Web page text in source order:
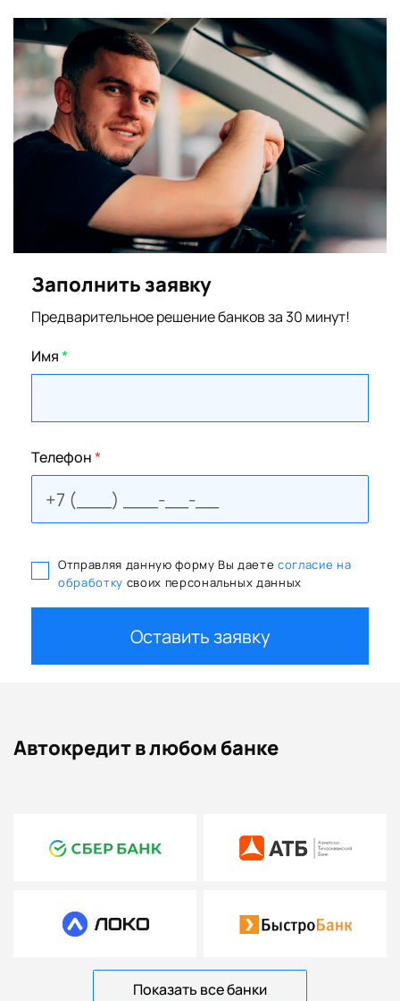
Заполнить заявку
Предварительное решение банков за 30 минут!
Имя*
Телефон*
Отправляя данную форму Вы даете согласие на
обработку своих персональных данных
Оставить заявку
Автокредит в любом банке
Показать все банки